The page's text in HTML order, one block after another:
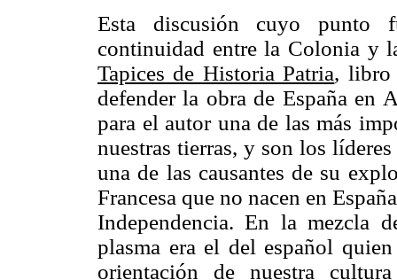
Esta discusión cuyo punto
continuidad entre la Colonia y
Tapices de Historia Patria, libro
defender la obra de España en
para el autor una de las más
nuestras tierras, y son los
una de las causantes de su
Francesa que no nacen en
Independencia. En la mezcla
plasma era el del español
orientación de nuestra